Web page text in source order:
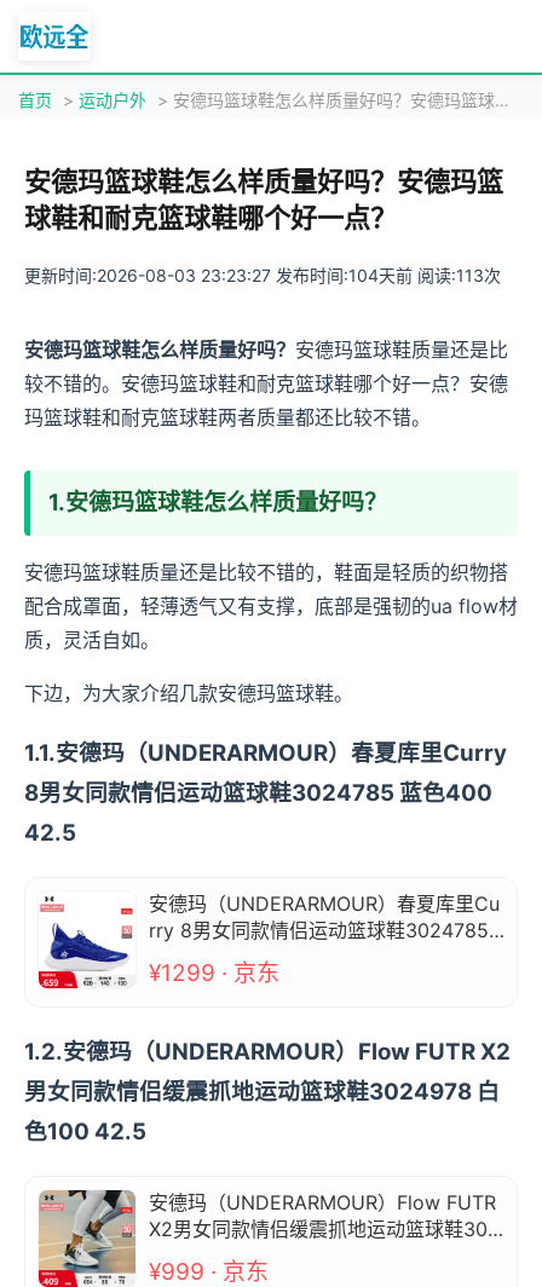
首页 > 运动户外 > 安德玛篮球鞋怎么样质量好吗？安德玛篮球鞋和耐克篮球鞋哪个好一点？
安德玛篮球鞋怎么样质量好吗？安德玛篮
球鞋和耐克篮球鞋哪个好一点？
更新时间:2026-08-03 23:23:27 发布时间:104天前 阅读:113次
安德玛篮球鞋怎么样质量好吗？ 安德玛篮球鞋质量还是比
较不错的。安德玛篮球鞋和耐克篮球鞋哪个好一点？安德
玛篮球鞋和耐克篮球鞋两者质量都还比较不错。
1.安德玛篮球鞋怎么样质量好吗？
安德玛篮球鞋质量还是比较不错的，鞋面是轻质的织物搭
配合成罩面，轻薄透气又有支撑，底部是强韧的ua flow材
质，灵活自如。
下边，为大家介绍几款安德玛篮球鞋。
1.1.安德玛（UNDERARMOUR）春夏库里Curry
8男女同款情侣运动篮球鞋3024785 蓝色400
42.5
安德玛（UNDERARMOUR）春夏库里Cu
rry 8男女同款情侣运动篮球鞋3024785
蓝色400 42.5
¥1299 · 京东
1.2.安德玛（UNDERARMOUR）Flow FUTR X2
男女同款情侣缓震抓地运动篮球鞋3024978 白
色100 42.5
安德玛（UNDERARMOUR）Flow FUTR
X2男女同款情侣缓震抓地运动篮球鞋302
4978 白色100 42.5
¥999 · 京东